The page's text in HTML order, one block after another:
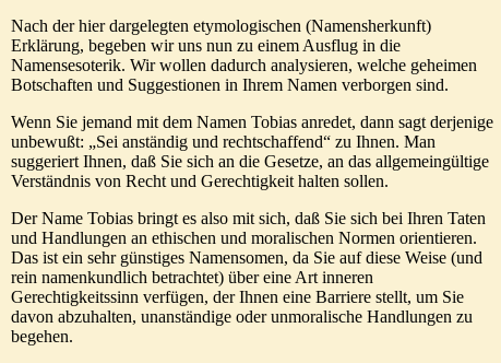
Nach der hier dargelegten etymologischen (Namensherkunft)
Erklärung, begeben wir uns nun zu einem Ausflug in die
Namensesoterik. Wir wollen dadurch analysieren, welche geheimen
Botschaften und Suggestionen in Ihrem Namen verborgen sind.
Wenn Sie jemand mit dem Namen Tobias anredet, dann sagt derjenige
unbewußt: „Sei anständig und rechtschaffend“ zu Ihnen. Man
suggeriert Ihnen, daß Sie sich an die Gesetze, an das allgemeingültige
Verständnis von Recht und Gerechtigkeit halten sollen.
Der Name Tobias bringt es also mit sich, daß Sie sich bei Ihren Taten
und Handlungen an ethischen und moralischen Normen orientieren.
Das ist ein sehr günstiges Namensomen, da Sie auf diese Weise (und
rein namenkundlich betrachtet) über eine Art inneren
Gerechtigkeitssinn verfügen, der Ihnen eine Barriere stellt, um Sie
davon abzuhalten, unanständige oder unmoralische Handlungen zu
begehen.